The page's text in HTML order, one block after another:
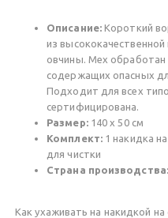
Описание: Короткий
из высококачественной
овчины. Мех обработан
содержащих опасных
Подходит для всех
сертифицирована.
Размер:140 х 50 см
Комплект:1 накидка
для чистки
Страна
Как ухаживать на накидкой